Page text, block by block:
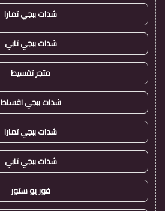
شدات ببجي تمارا
شدات ببجي تابي
متجر تقسيط
شدات ببجي اقساط
شدات ببجي تمارا
شدات ببجي تابي
فور يو ستور